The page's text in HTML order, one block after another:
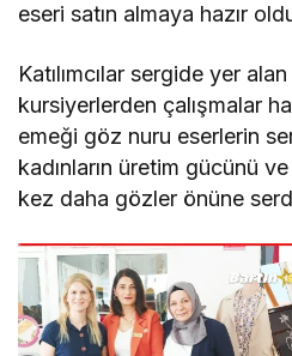
eseri satın almaya hazır
Katılımcılar sergide yer
kursiyerlerden çalışmalar
emeği göz nuru eserlerin
kadınların üretim gücünü
kez daha gözler önüne